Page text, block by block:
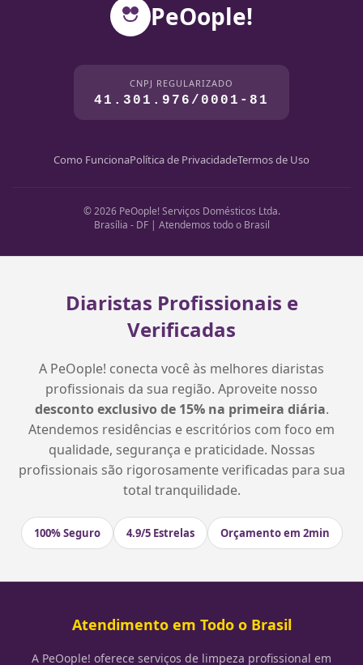
PeOople!
CNPJ REGULARIZADO
41.301.976/0001-81
Como FuncionaPolítica de PrivacidadeTermos de Uso
© 2026 PeOople! Serviços Domésticos Ltda.
Brasília - DF | Atendemos todo o Brasil
Diaristas Profissionais e
Verificadas
A PeOople! conecta você às melhores diaristas
profissionais da sua região. Aproveite nosso
desconto exclusivo de 15% na primeira diária.
Atendemos residências e escritórios com foco em
qualidade, segurança e praticidade. Nossas
profissionais são rigorosamente verificadas para sua
total tranquilidade.
100% Seguro 4.9/5 Estrelas Orçamento em 2min
Atendimento em Todo o Brasil
A PeOople! oferece serviços de limpeza profissional em